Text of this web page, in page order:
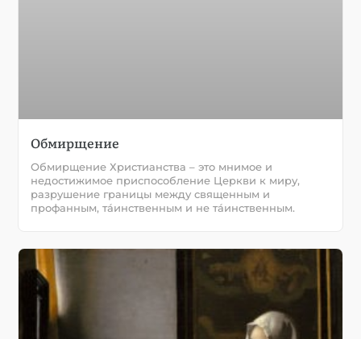
Обмирщение
Обмирщение Христианства – это мнимое и
недостижимое приспособление Церкви к миру,
разрушение границы между священным и
профанным, тáинственным и не тáинственным.